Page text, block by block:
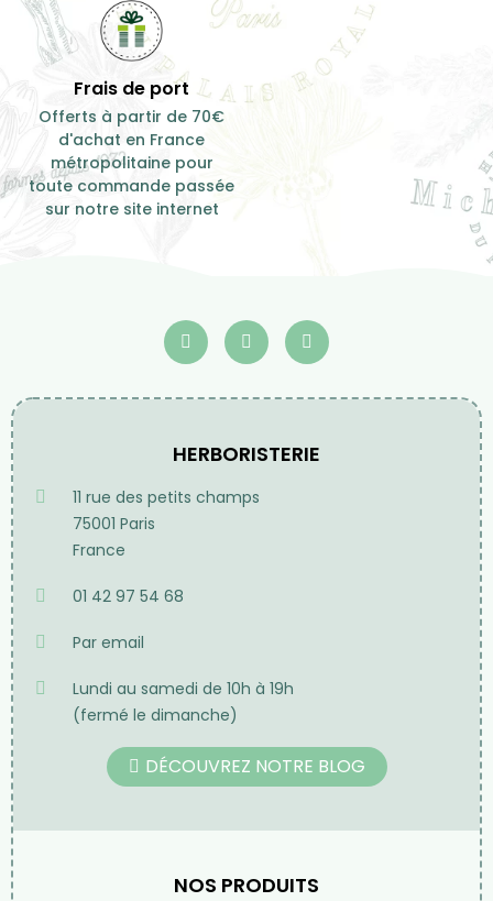
Frais de port
Offerts à partir de 70€
d'achat en France
métropolitaine pour
toute commande passée
sur notre site internet
HERBORISTERIE
11 rue des petits champs
75001 Paris
France
01 42 97 54 68
Par email
Lundi au samedi de 10h à 19h
(fermé le dimanche)
DÉCOUVREZ NOTRE BLOG
NOS PRODUITS